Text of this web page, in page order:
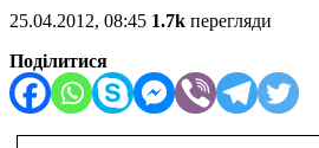
25.04.2012, 08:45 1.7k перегляди
Поділитися